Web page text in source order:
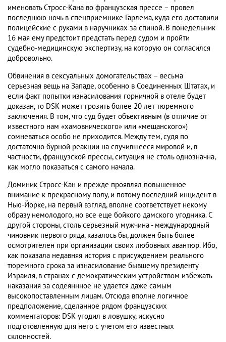
именовать Стросс-Кана во французская прессе – провел
последнюю ночь в спецприемнике Гарлема, куда его доставили
полицейские с руками в наручниках за спиной. В понедельник
16 мая ему предстоит предстать перед судом и пройти
судебно-медицинскую экспертизу, на которую он согласился
добровольно.
Обвинения в сексуальных домогательствах – весьма
серьезная вещь на Западе, особенно в Соединенных Штатах, и
если факт попытки изнасилования горничной в отеле будет
доказан, то DSK может грозить более 20 лет тюремного
заключения. В том, что суд будет объективным (в отличие от
известного нам «хамовнического» или «мещанского»)
сомневаться особо не приходится. Между тем, судя по
достаточно бурной реакции на случившееся мировой и, в
частности, французской прессы, ситуация не столь однозначна,
как могло показаться с самого начала.
Доминик Стросс-Кан и прежде проявлял повышенное
внимание к прекрасному полу, и потому последний инцидент в
Нью-Йорке, на первый взгляд, вполне соответствует некому
образу немолодого, но все еще бойкого дамского угодника. С
другой стороны, столь серьезный мужчина - международный
чиновник первого ряда, казалось бы, должен быть более
осмотрителен при организации своих любовных авантюр. Ибо,
как показала недавняя история с присуждением реального
тюремного срока за изнасилование бывшему президенту
Израиля, в странах с демократическим устройством избежать
наказания за содеяннное не удается даже самым
высокопоставленным лицам. Отсюда вполне логичное
предположение, сделанное рядом французских
комментаторов: DSK угодил в ловушку, искусно
подготовленную для него с учетом его известных
склонностей.